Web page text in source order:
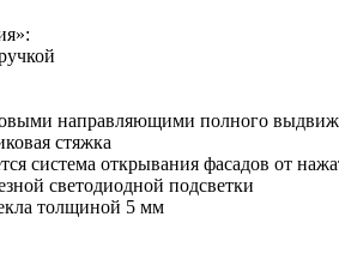
направляющими полного
стяжка
система открывания фасадов от
светодиодной подсветки
толщиной 5 мм